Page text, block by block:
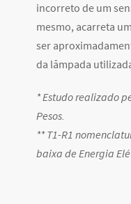
incorreto de um
mesmo, acarreta
ser
da lâmpada
* Estudo realizado
Pesos.
** T1-R1
baixa de Energia